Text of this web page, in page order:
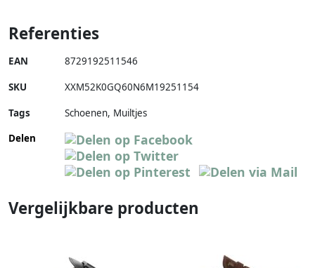
Referenties
EAN 8729192511546
SKU XXM52K0GQ60N6M19251154
Tags
Schoenen, Muiltjes
Delen
Vergelijkbare producten